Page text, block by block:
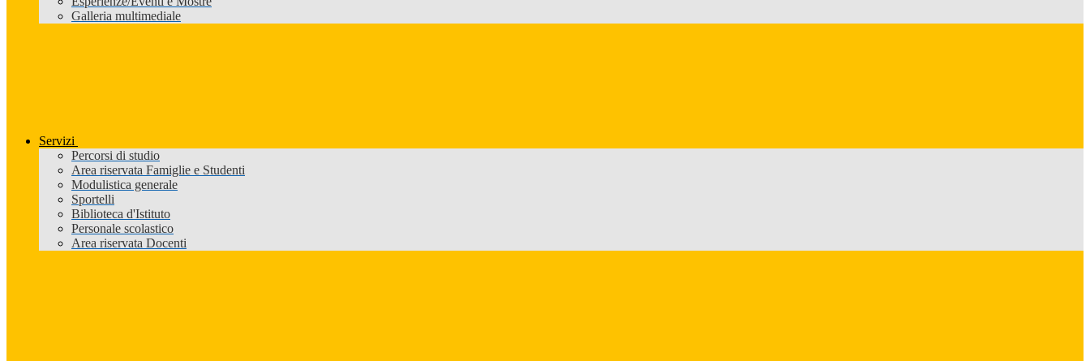
Galleria multimediale
Servizi
Percorsi di studio
Area riservata Famiglie e Studenti
Modulistica generale
Sportelli
Biblioteca d'Istituto
Personale scolastico
Area riservata Docenti